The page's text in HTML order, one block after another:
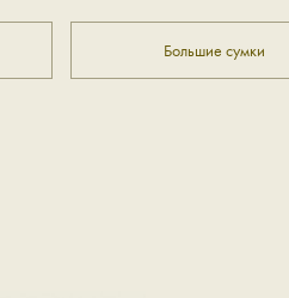
Большие сумки